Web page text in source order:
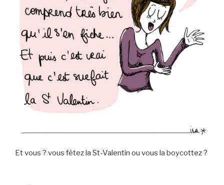
Et vous ? vous fêtez la St-Valentin ou vous la boycottez ?